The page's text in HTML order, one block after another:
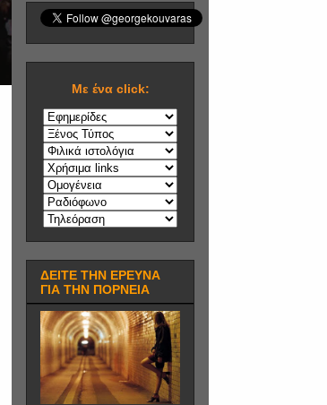
Mε ένα click:
ΔΕΙΤΕ ΤΗΝ ΕΡΕΥΝΑ
ΓΙΑ ΤΗΝ ΠΟΡΝΕΙΑ